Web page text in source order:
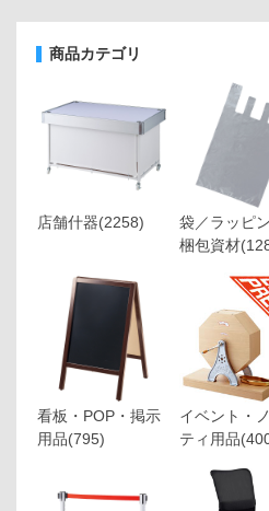
商品カテゴリ
店舗什器(2258)
袋／ラッピ
梱包資材
看板・POP・掲示
用品(795)
イベント・
ティ用品